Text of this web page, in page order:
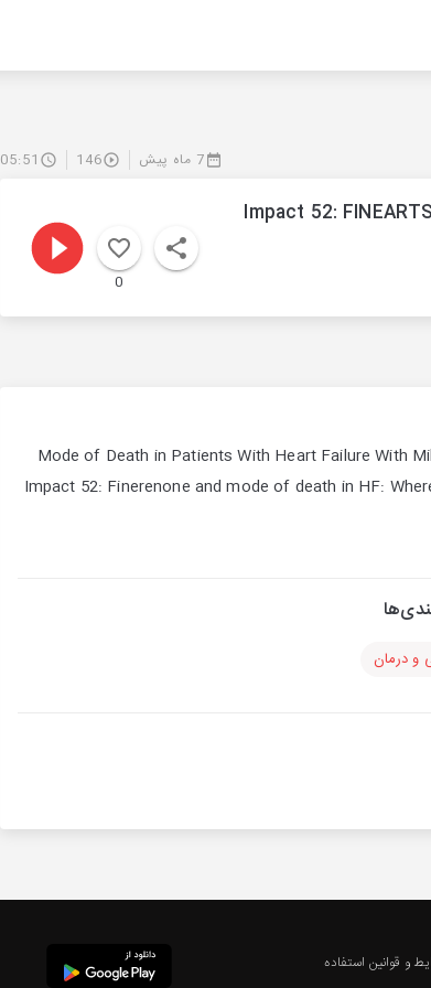
7 ماه پیش 146
05:51
Impact 52:
0
Mode of Death in Patients With Heart Failure With
📚 Impact 52: Finerenone and mode of death in HF:
و درمان
و قوانین استفاده